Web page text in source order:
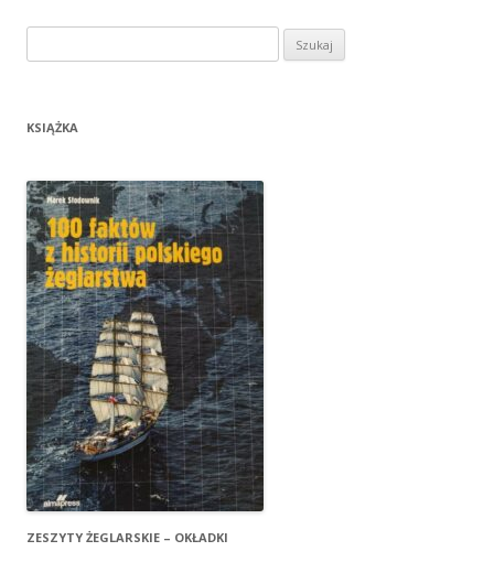
KSIĄŻKA
ZESZYTY ŻEGLARSKIE – OKŁADKI